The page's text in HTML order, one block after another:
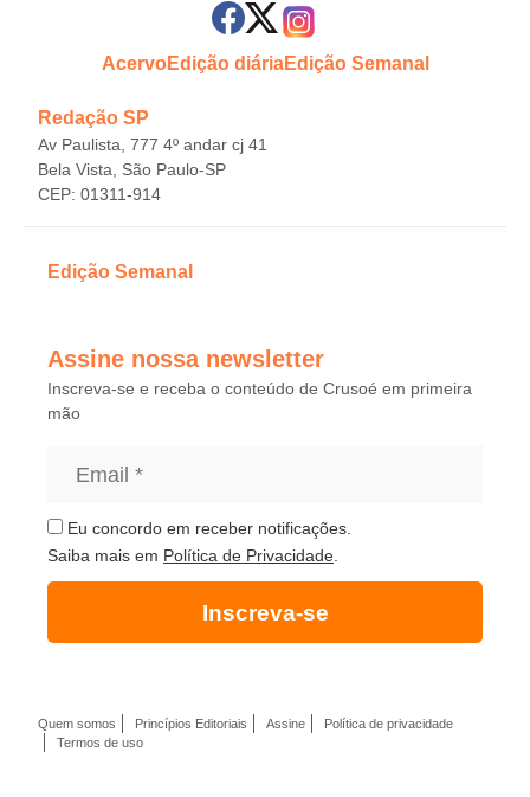
AcervoEdição diáriaEdição Semanal
Redação SP
Av Paulista, 777 4º andar cj 41
Bela Vista, São Paulo-SP
CEP: 01311-914
Edição Semanal
Assine nossa newsletter
Inscreva-se e receba o conteúdo de Crusoé em primeira
mão
Eu concordo em receber notificações.
Saiba mais em Política de Privacidade
Inscreva-se
Quem somos Princípios Editoriais Assine
Política de privacidade
Termos de uso